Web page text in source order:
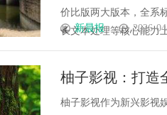
价比版两大版本，全系
长文本处理等核心能力
新晨报 2026-
柚子影视：打造
柚子影视作为新兴影视